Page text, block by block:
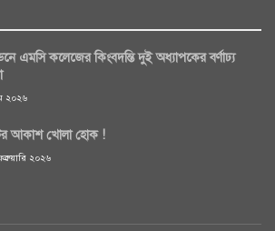
এমসি কলেজের কিংবদন্তি দুই অধ্যাপকের বর্ণাঢ্য
২০২৬
আকাশ খোলা হোক !
২০২৬